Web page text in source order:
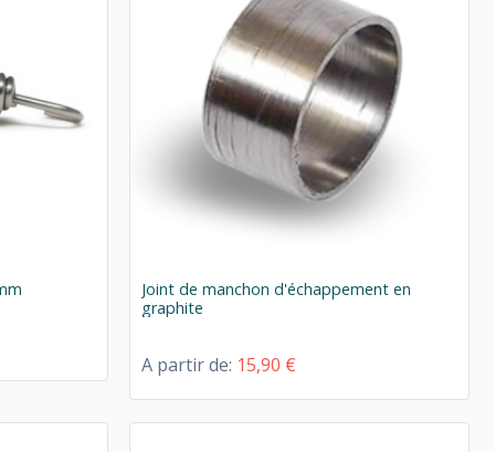
Joint de manchon d'échappement en
graphite
A partir de: 15,90 €